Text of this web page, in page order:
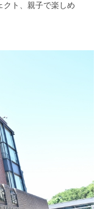
クト、親子で楽しめ